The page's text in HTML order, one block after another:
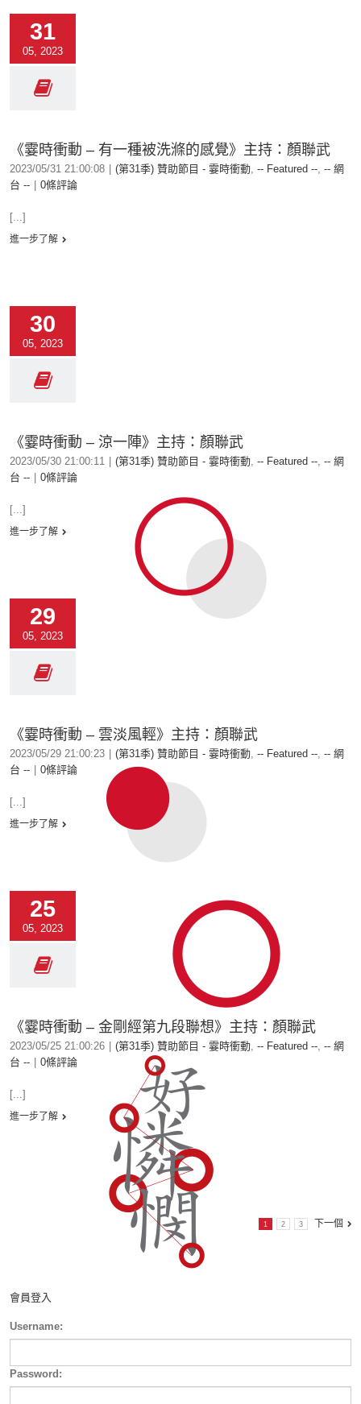
31
05, 2023
《霎時衝動 – 有一種被洗滌的感覺》主持：顏聯武
2023/05/31 21:00:08 (第31季) 贊助節目 - 霎時衝動, -- Featured --, -- 網
台 --
0條評論
[...]
進一步了解
30
05, 2023
《霎時衝動 – 涼一陣》主持：顏聯武
2023/05/30 21:00:11 (第31季) 贊助節目 - 霎時衝動, -- Featured --, -- 網
台 --
0條評論
[...]
進一步了解
29
05, 2023
《霎時衝動 – 雲淡風輕》主持：顏聯武
2023/05/29 21:00:23 (第31季) 贊助節目 - 霎時衝動, -- Featured --, -- 網
台 --
0條評論
[...]
進一步了解
25
05, 2023
《霎時衝動 – 金剛經第九段聯想》主持：顏聯武
2023/05/25 21:00:26 (第31季) 贊助節目 - 霎時衝動, -- Featured --, -- 網
台 --
0條評論
[...]
進一步了解
1 2 3 下一個
會員登入
Username:
Password: